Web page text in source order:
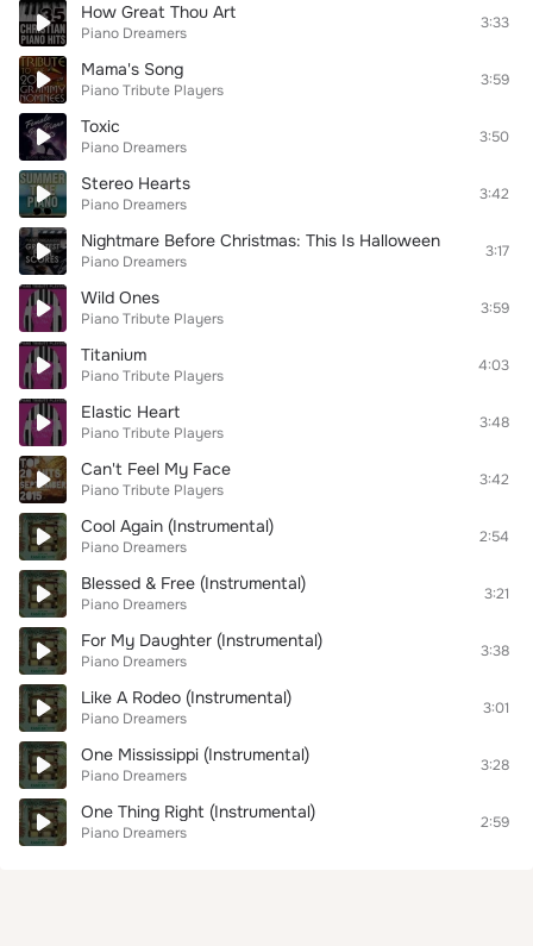
How Great Thou Art
Piano Dreamers
3:33
Mama's Song
Piano Tribute Players
3:59
Toxic
Piano Dreamers
3:50
Stereo Hearts
Piano Dreamers
3:42
Nightmare Before Christmas: This Is Halloween
Piano Dreamers
3:17
Wild Ones
Piano Tribute Players
3:59
Titanium
Piano Tribute Players
4:03
Elastic Heart
Piano Tribute Players
3:48
Can't Feel My Face
Piano Tribute Players
3:42
Cool Again (Instrumental)
Piano Dreamers
2:54
Blessed & Free (Instrumental)
Piano Dreamers
3:21
For My Daughter (Instrumental)
Piano Dreamers
3:38
Like A Rodeo (Instrumental)
Piano Dreamers
3:01
One Mississippi (Instrumental)
Piano Dreamers
3:28
One Thing Right (Instrumental)
Piano Dreamers
2:59